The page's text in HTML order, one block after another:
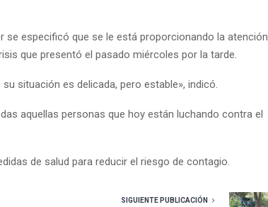
se especificó que se le está proporcionando la atención
que presentó el pasado miércoles por la tarde.
situación es delicada, pero estable», indicó.
aquellas personas que hoy están luchando contra el
de salud para reducir el riesgo de contagio.
SIGUIENTE PUBLICACIÓN